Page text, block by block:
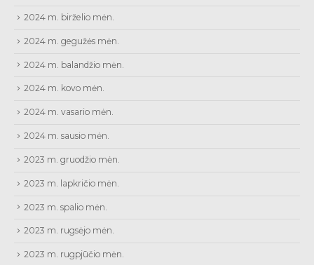
2024 m. birželio mėn.
2024 m. gegužės mėn.
2024 m. balandžio mėn.
2024 m. kovo mėn.
2024 m. vasario mėn.
2024 m. sausio mėn.
2023 m. gruodžio mėn.
2023 m. lapkričio mėn.
2023 m. spalio mėn.
2023 m. rugsėjo mėn.
2023 m. rugpjūčio mėn.